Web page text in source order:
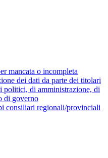
mancata o incompleta
dei dati da parte dei titolari
politici, di amministrazione, di
di governo
consiliari regionali/provinciali